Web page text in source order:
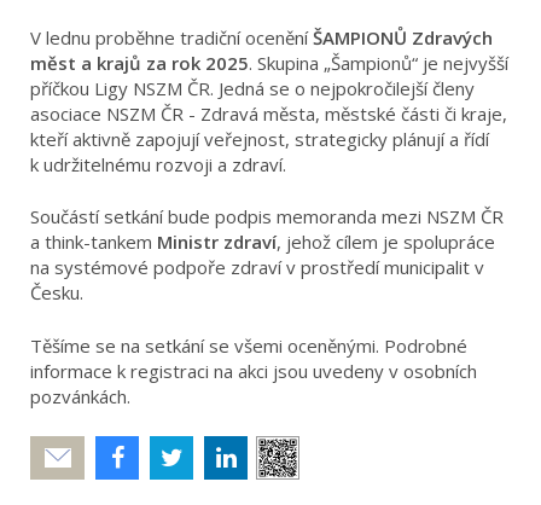
V lednu proběhne tradiční oceněníŠAMPIONŮ Zdravých
měst a krajů za rok 2025. Skupina „Šampionů“ je nejvyšší
příčkou Ligy NSZM ČR. Jedná se o nejpokročilejší členy
asociace NSZM ČR - Zdravá města, městské části či kraje,
kteří aktivně zapojují veřejnost, strategicky plánují a řídí
k udržitelnému rozvoji a zdraví.
Součástí setkání bude podpis memoranda mezi NSZM ČR
a think-tankem Ministr zdraví, jehož cílem je spolupráce
na systémové podpoře zdraví v prostředí municipalit v
Česku.
Těšíme se na setkání se všemi oceněnými. Podrobné
informace k registraci na akci jsou uvedeny v osobních
pozvánkách.
Poslat